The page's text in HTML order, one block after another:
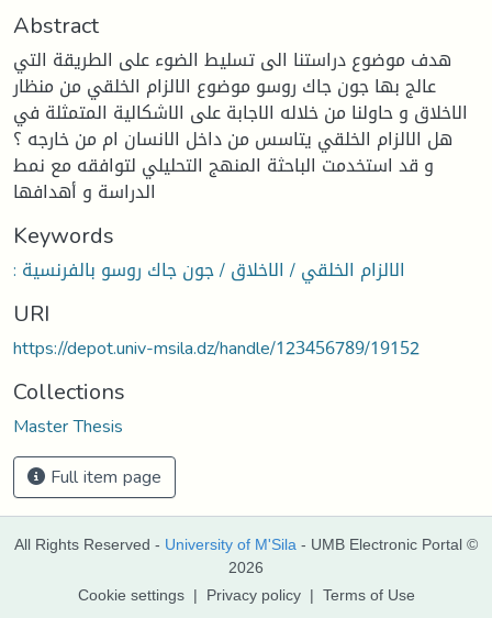
Abstract
هدف موضوع دراستنا الى تسليط الضوء على الطريقة التي
عالج بها جون جاك روسو موضوع الالزام الخلقي من منظار
الاخلاق و حاولنا من خلاله الاجابة على الاشكالية المتمثلة في
هل الالزام الخلقي يتاسس من داخل الانسان ام من خارجه ؟
و قد استخدمت الباحثة المنهج التحليلي لتوافقه مع نمط
الدراسة و أهدافها
Keywords
: الالزام الخلقي / الاخلاق / جون جاك روسو بالفرنسية
URI
https://depot.univ-msila.dz/handle/123456789/19152
Collections
Master Thesis
Full item page
All Rights Reserved - University of M'Sila - UMB Electronic Portal ©
2026
Cookie settings | Privacy policy | Terms of Use